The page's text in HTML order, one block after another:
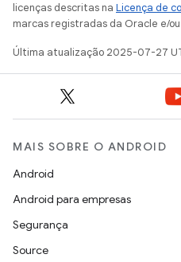
licenças descritas na Licença de
marcas registradas da Oracle e/
Última atualização 2025-07-27
MAIS SOBRE O ANDROID
Android
Android para empresas
Segurança
Source